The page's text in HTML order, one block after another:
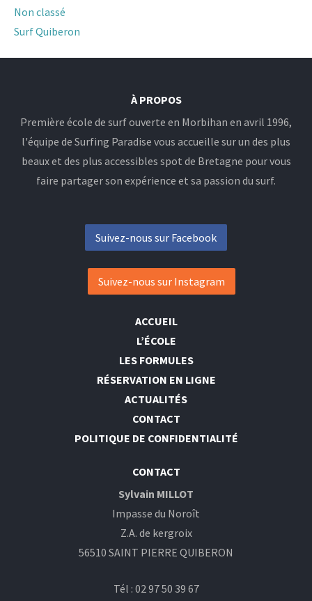
Non classé
Surf Quiberon
À PROPOS
Première école de surf ouverte en Morbihan en avril 1996,
l'équipe de Surfing Paradise vous accueille sur un des plus
beaux et des plus accessibles spot de Bretagne pour vous
faire partager son expérience et sa passion du surf.
Suivez-nous sur Facebook
Suivez-nous sur Instagram
ACCUEIL
L’ÉCOLE
LES FORMULES
RÉSERVATION EN LIGNE
ACTUALITÉS
CONTACT
POLITIQUE DE CONFIDENTIALITÉ
CONTACT
Sylvain MILLOT
Impasse du Noroît
Z.A. de kergroix
56510 SAINT PIERRE QUIBERON
Tél : 02 97 50 39 67